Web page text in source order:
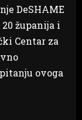
DeSHAME
županija i
Centar za
ovoga